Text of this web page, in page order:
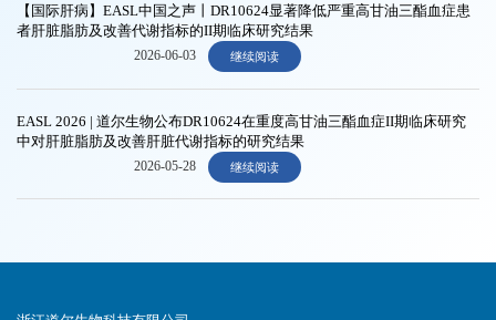
【国际肝病】EASL中国之声丨DR10624显著降低严重高甘油三酯血症患
者肝脏脂肪及改善代谢指标的II期临床研究结果
2026-06-03 继续阅读
EASL 2026 | 道尔生物公布DR10624在重度高甘油三酯血症II期临床研究
中对肝脏脂肪及改善肝脏代谢指标的研究结果
2026-05-28 继续阅读